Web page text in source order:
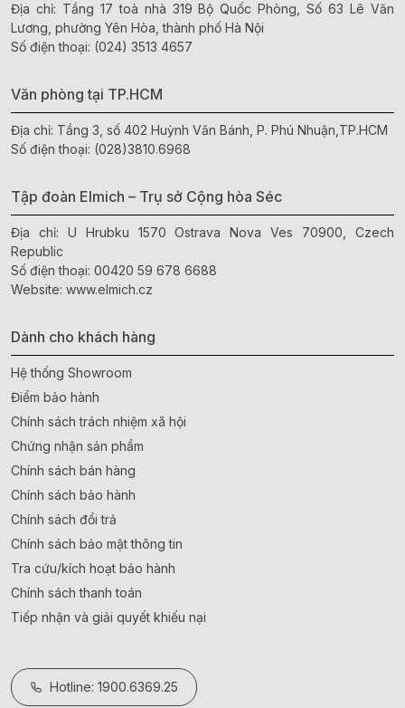
Địa chỉ: Tầng 17 toà nhà 319 Bộ Quốc Phòng, Số 63 Lê Văn
Lương, phường Yên Hòa, thành phố Hà Nội
Số điện thoại: (024) 3513 4657
Văn phòng tại TP.HCM
Địa chỉ: Tầng 3, số 402 Huỳnh Văn Bánh, P. Phú Nhuận,TP.HCM
Số điện thoại: (028)3810.6968
Tập đoàn Elmich – Trụ sở Cộng hòa Séc
Địa chỉ: U Hrubku 1570 Ostrava Nova Ves 70900, Czech
Republic
Số điện thoại: 00420 59 678 6688
Website: www.elmich.cz
Dành cho khách hàng
Hệ thống Showroom
Điểm bảo hành
Chính sách trách nhiệm xã hội
Chứng nhận sản phẩm
Chính sách bán hàng
Chính sách bảo hành
Chính sách đổi trả
Chính sách bảo mật thông tin
Tra cứu/kích hoạt bảo hành
Chính sách thanh toán
Tiếp nhận và giải quyết khiếu nại
Hotline: 1900.6369.25